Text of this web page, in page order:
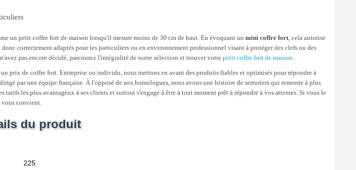
un petit coffre fort de maison lorsqu'il mesure moins de 30 cm de haut. En évoquant un mini coffre fort , cela autorise
correctement adaptés pour les particuliers ou en environnement professionnel visant à protéger des clefs ou des
n'avez pas encore décidé, parcourez l'intégralité de notre sélection et trouver votre petit coffre fort de maison
prix de coffre fort. Entreprise ou individu, nous mettons en avant des produits fiables et optimisés pour répondre à
par une équipe française. À l'opposé de nos homologues, nous avons une histoire de serruriers qui remonte à plus
les plus avantageux à ses clients et surtout s'engage à être à tout moment prêt à répondre à vos attentes. Si vous le
convient.
du produit
225